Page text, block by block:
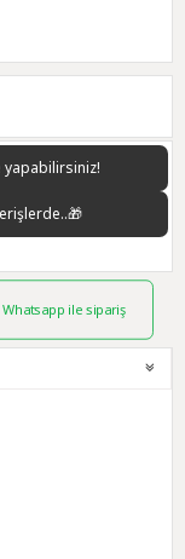
yapabilirsiniz!
Whatsapp ile sipariş